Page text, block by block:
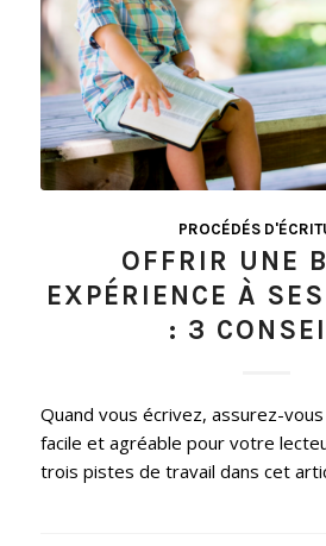
PROCÉDÉS
OFFRIR UNE
EXPÉRIENCE À
: 3
Quand vous écrivez, assurez-
facile et agréable pour votre
trois pistes de travail dans cet